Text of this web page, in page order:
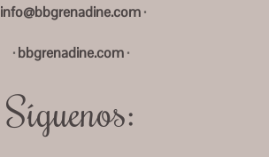
info@bbgrenadine.com·
·bbgrenadine.com·
Síguenos: